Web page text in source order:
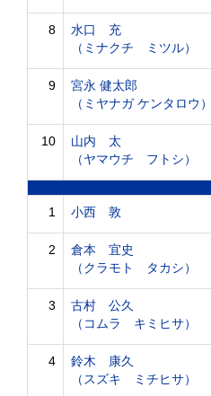
8
水口 充
（ミナクチ ミツル）
9
宮永 健太郎
（ミヤナガ ケンタロウ）
10
山内 太
（ヤマウチ フトシ）
1 小西 敦
2
倉本 宜史
（クラモト タカシ）
3
古村 公久
（コムラ キミヒサ）
4
鈴木 康久
（スズキ ミチヒサ）